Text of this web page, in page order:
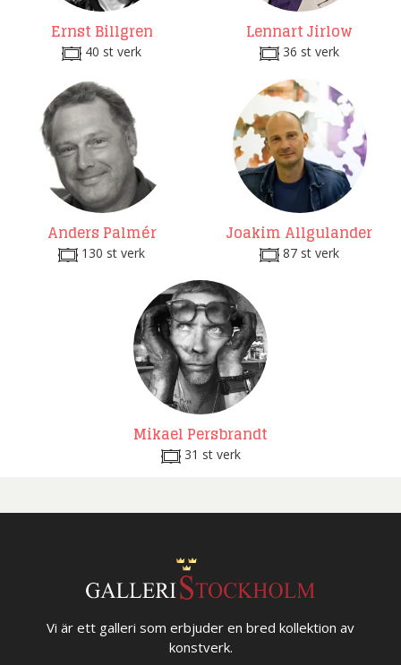
Ernst Billgren
40 st verk
Lennart Jirlow
36 st verk
Anders Palmér
130 st verk
Joakim Allgulander
87 st verk
Mikael Persbrandt
31 st verk
Vi är ett galleri som erbjuder en bred kollektion av
konstverk.